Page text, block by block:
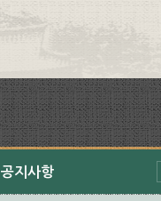
공지사항